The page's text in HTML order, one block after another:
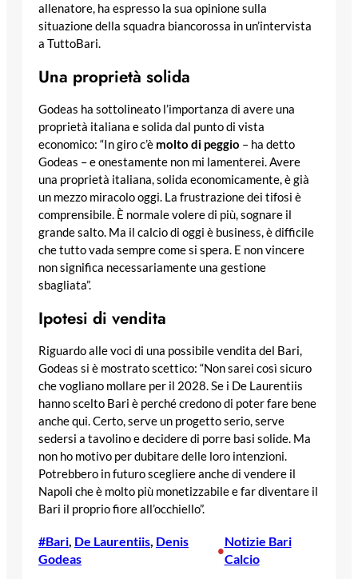
allenatore, ha espresso la sua opinione sulla
situazione della squadra biancorossa in un’intervista
a TuttoBari.
Una proprietà solida
Godeas ha sottolineato l’importanza di avere una
proprietà italiana e solida dal punto di vista
economico: “In giro c’è molto di peggio – ha detto
Godeas – e onestamente non mi lamenterei. Avere
una proprietà italiana, solida economicamente, è già
un mezzo miracolo oggi. La frustrazione dei tifosi è
comprensibile. È normale volere di più, sognare il
grande salto. Ma il calcio di oggi è business, è difficile
che tutto vada sempre come si spera. E non vincere
non significa necessariamente una gestione
sbagliata”.
Ipotesi di vendita
Riguardo alle voci di una possibile vendita del Bari,
Godeas si è mostrato scettico: “Non sarei così sicuro
che vogliano mollare per il 2028. Se i De Laurentiis
hanno scelto Bari è perché credono di poter fare bene
anche qui. Certo, serve un progetto serio, serve
sedersi a tavolino e decidere di porre basi solide. Ma
non ho motivo per dubitare delle loro intenzioni.
Potrebbero in futuro scegliere anche di vendere il
Napoli che è molto più monetizzabile e far diventare il
Bari il proprio fiore all’occhiello”.
#Bari, De Laurentiis, Denis
Godeas
•
Notizie Bari
Calcio